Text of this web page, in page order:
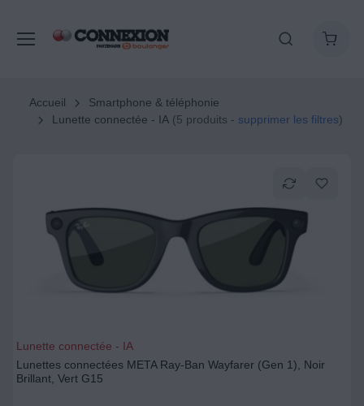
Accueil
Smartphone & téléphonie
Lunette connectée - IA(5 produits - supprimer les filtres)
Lunette connectée - IA
Lunettes connectées META Ray-Ban Wayfarer (Gen 1), Noir
Brillant, Vert G15